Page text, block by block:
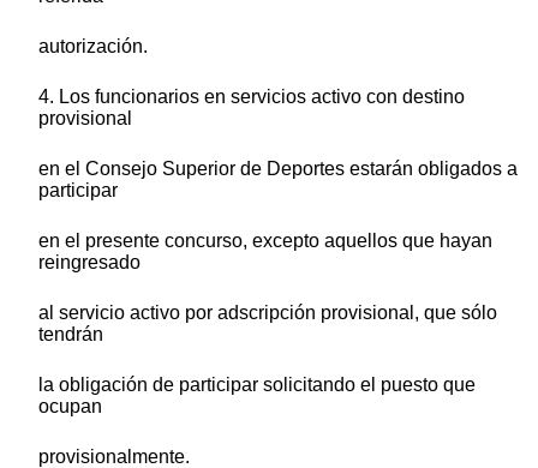
autorización.
4. Los funcionarios en servicios activo con destino
provisional
en el Consejo Superior de Deportes estarán obligados a
participar
en el presente concurso, excepto aquellos que hayan
reingresado
al servicio activo por adscripción provisional, que sólo
tendrán
la obligación de participar solicitando el puesto que
ocupan
provisionalmente.